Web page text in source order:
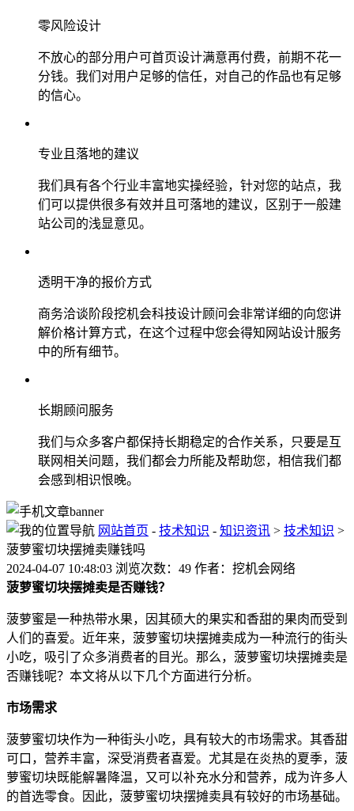
零风险设计
不放心的部分用户可首页设计满意再付费，前期不花一
分钱。我们对用户足够的信任，对自己的作品也有足够
的信心。
专业且落地的建议
我们具有各个行业丰富地实操经验，针对您的站点，我
们可以提供很多有效并且可落地的建议，区别于一般建
站公司的浅显意见。
透明干净的报价方式
商务洽谈阶段挖机会科技设计顾问会非常详细的向您讲
解价格计算方式，在这个过程中您会得知网站设计服务
中的所有细节。
长期顾问服务
我们与众多客户都保持长期稳定的合作关系，只要是互
联网相关问题，我们都会力所能及帮助您，相信我们都
会感到相识恨晚。
网站首页 - 技术知识 - 知识资讯 > 技术知识 >
菠萝蜜切块摆摊卖赚钱吗
2024-04-07 10:48:03 浏览次数：49 作者：挖机会网络
菠萝蜜切块摆摊卖是否赚钱？
菠萝蜜是一种热带水果，因其硕大的果实和香甜的果肉而受到
人们的喜爱。近年来，菠萝蜜切块摆摊卖成为一种流行的街头
小吃，吸引了众多消费者的目光。那么，菠萝蜜切块摆摊卖是
否赚钱呢？本文将从以下几个方面进行分析。
市场需求
菠萝蜜切块作为一种街头小吃，具有较大的市场需求。其香甜
可口，营养丰富，深受消费者喜爱。尤其是在炎热的夏季，菠
萝蜜切块既能解暑降温，又可以补充水分和营养，成为许多人
的首选零食。因此，菠萝蜜切块摆摊卖具有较好的市场基础。